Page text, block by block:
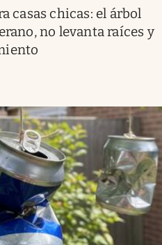
casas chicas: el árbol
no levanta raíces y